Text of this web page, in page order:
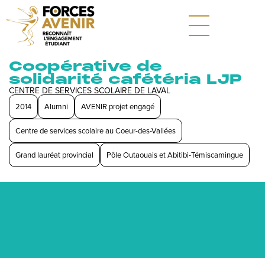
Coopérative de
solidarité cafétéria LJP
CENTRE DE SERVICES SCOLAIRE DE LAVAL
2014 Alumni AVENIR projet engagé
Centre de services scolaire au Coeur-des-Vallées
Grand lauréat provincial Pôle Outaouais et Abitibi-Témiscamingue